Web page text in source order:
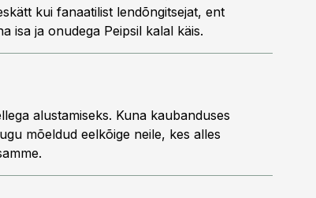
kui fanaatilist lendõngitsejat, ent
isa ja onudega Peipsil kalal käis.
alustamiseks. Kuna kaubanduses
mõeldud eelkõige neile, kes alles